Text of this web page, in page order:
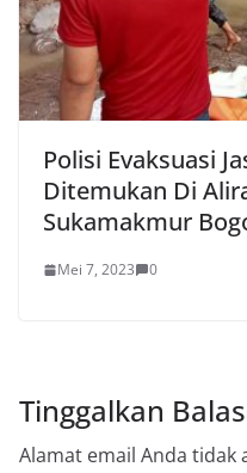
Polisi Evaksuasi
Ditemukan Di
Sukamakmur
Mei 7, 2023 0
Tinggalkan
Alamat email Anda tidak